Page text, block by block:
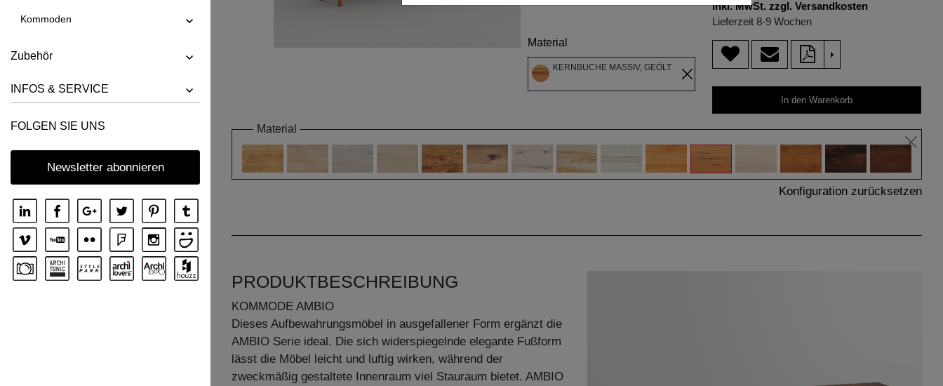
Kommoden
Zubehör
INFOS & SERVICE
FOLGEN SIE UNS
Newsletter abonnieren
Material
KERNBUCHE MASSIV, GEÖLT
inkl. MwSt. zzgl. Versandkosten
Lieferzeit 8-9 Wochen
>
In den Warenkorb
Material
Konfiguration zurücksetzen
PRODUKTBESCHREIBUNG
KOMMODE AMBIO
Dieses Aufbewahrungsmöbel in ausgefallener Form ergänzt die
AMBIO Serie ideal. Die sich widerspiegelnde elegante Fußform
lässt die Möbel leicht und luftig wirken, während der
zweckmäßig gestaltete Innenraum viel Stauraum bietet. AMBIO